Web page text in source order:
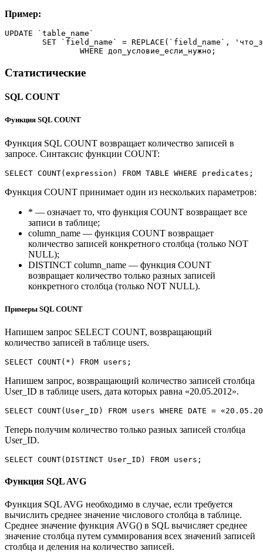
Пример:
UPDATE
`table_name`
SET
`field_name` = REPLACE ( `field_name` ,
WHERE доп_условие_если_нужно;
Статистические
SQL COUNT
Функция SQL COUNT
Функция SQL COUNT возвращает количество записей в
запросе. Синтаксис функции COUNT:
SELECT COUNT(expression ) FROM TABLE WHERE predicates;
Функция COUNT принимает один из нескольких параметров:
* — означает то, что функция COUNT возвращает все
записи в таблице;
column_name — функция COUNT возвращает
количество записей конкретного столбца (только NOT
NULL);
DISTINCT column_name — функция COUNT
возвращает количество только разных записей
конкретного столбца (только NOT NULL).
Примеры SQL COUNT
Напишем запрос SELECT COUNT, возвращающий
количество записей в таблице users.
SELECT COUNT( * ) FROM users;
Напишем запрос, возвращающий количество записей столбца
User_ID в таблице users, дата которых равна «20.05.2012».
SELECT COUNT( User_ID ) FROM users WHERE DATE = «20 . 05 .
Теперь получим количество только разных записей столбца
User_ID.
SELECT COUNT( DISTINCT User_ID ) FROM users;
Функция SQL AVG
Функция SQL AVG необходимо в случае, если требуется
вычислить среднее значение числового столбца в таблице.
Среднее значение функция AVG() в SQL вычисляет среднее
значение столбца путем суммирования всех значений записей
столбца и деления на количество записей.